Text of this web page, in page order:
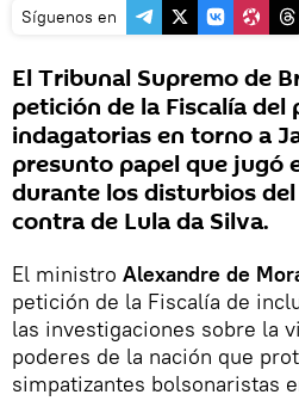
Síguenos en
El Tribunal Supremo de
petición de la Fiscalía del
indagatorias en torno a
presunto papel que jugó
durante los disturbios
contra de Lula da Silva.
El ministro Alexandre de
petición de la Fiscalía de
las investigaciones sobre la
poderes de la nación que
simpatizantes bolsonaristas